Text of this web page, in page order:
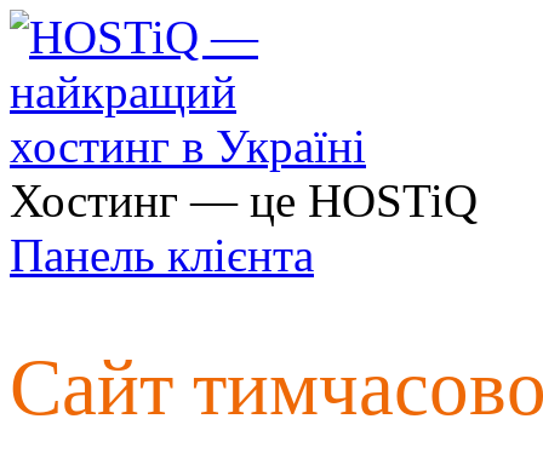
Хостинг — це HOSTiQ
Панель клієнта
Сайт